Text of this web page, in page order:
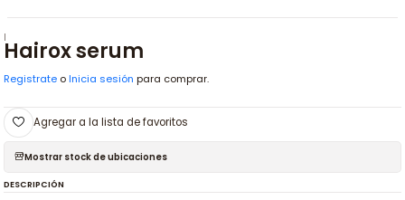
|
Hairox serum
Registrate o Inicia sesión para comprar.
Agregar a la lista de favoritos
Mostrar stock de ubicaciones
DESCRIPCIÓN